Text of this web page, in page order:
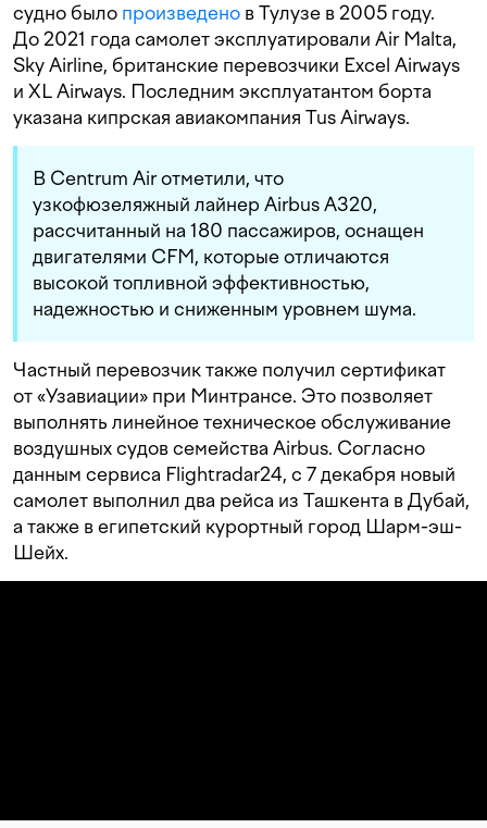
судно было произведено в Тулузе в 2005 году.
До 2021 года самолет эксплуатировали Air Malta,
Sky Airline, британские перевозчики Excel Airways
и XL Airways. Последним эксплуатантом борта
указана кипрская авиакомпания Tus Airways.
В Centrum Air отметили, что
узкофюзеляжный лайнер Airbus А320,
рассчитанный на 180 пассажиров, оснащен
двигателями CFM, которые отличаются
высокой топливной эффективностью,
надежностью и сниженным уровнем шума.
Частный перевозчик также получил сертификат
от «Узавиации» при Минтрансе. Это позволяет
выполнять линейное техническое обслуживание
воздушных судов семейства Airbus. Согласно
данным сервиса Flightradar24, с 7 декабря новый
самолет выполнил два рейса из Ташкента в Дубай,
а также в египетский курортный город Шарм-эш-
Шейх.